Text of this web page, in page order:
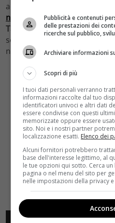
adatto al film
nelle sale italiane). Magari i
Tatume Matt Bomerlo
sequel, dopotutto
Zac Efron
non sospetti.
Pubblicità e contenuti
delle prestazioni dei
ricerche sul pubblico,
Archiviare informazioni
Scopri di più
I tuoi dati personali verranno
informazioni raccolte dal tuo
identificatori univoci e altri dati
essere condivise con questi
memorizzate oppure essere
sito. Noi e i nostri partner
localizzazione esatti. Elenco dei
Alcuni fornitori potrebbero
base dell'interesse legittimo, al
le tue opzioni qui sotto. Cerca
pagina o nel menu del sito per
nelle impostazioni della privacy